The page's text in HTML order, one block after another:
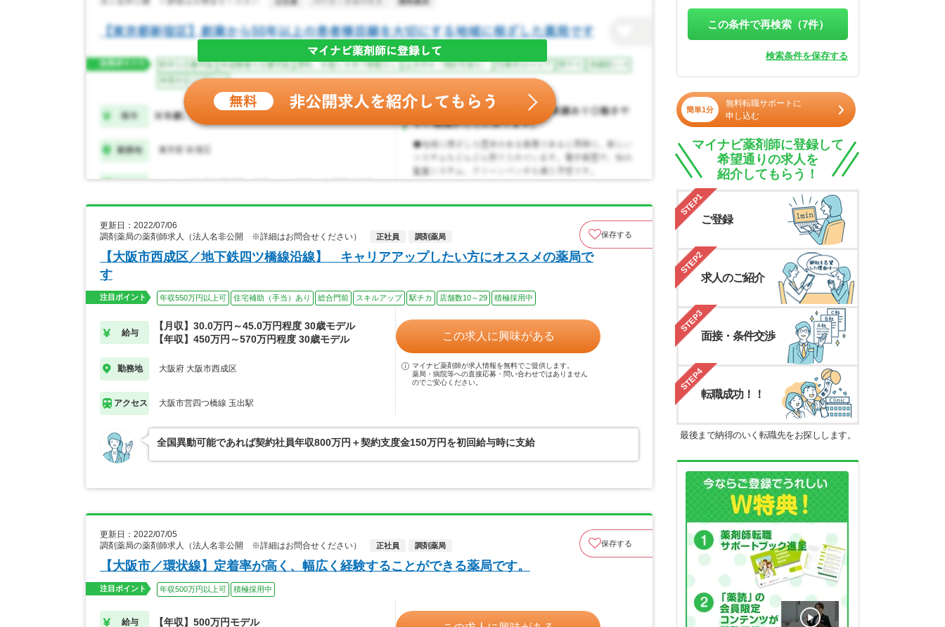
更新日：2022/07/06
調剤薬局の薬剤師求人（法人名非公開 ※詳細はお問合せください）
正社員 調剤薬局 保存する
【大阪市西成区／地下鉄四ツ橋線沿線】 キャリアアップしたい方にオススメの薬局で
す
注目ポイント 年収550万円以上可 住宅補助（手当）あり 総合門前 スキルアップ 駅チカ 店舗数10～29 積極採用中
給与
【月収】30.0万円～45.0万円程度 30歳モデル
【年収】450万円～570万円程度 30歳モデル
勤務地 大阪府 大阪市西成区
アクセス 大阪市営四つ橋線 玉出駅
この求人に興味がある
マイナビ薬剤師が求人情報を無料でご提供します。
薬局・病院等への直接応募・問い合わせではありません
のでご安心ください。
全国異動可能であれば契約社員年収800万円＋契約支度金150万円を初回給与時に支給
更新日：2022/07/05
調剤薬局の薬剤師求人（法人名非公開 ※詳細はお問合せください）
正社員 調剤薬局 保存する
【大阪市／環状線】定着率が高く、幅広く経験することができる薬局です。
注目ポイント 年収500万円以上可 積極採用中
給与 【年収】500万円モデル
この条件で再検索（7件）
検索条件を保存する
簡単1分
無料転職サポートに
申し込む
マイナビ薬剤師に登録して
希望通りの求人を
紹介してもらう！
STEP1
ご登録
STEP2
求人のご紹介
STEP3
面接・条件交渉
STEP4
転職成功！！
最後まで納得のいく転職先をお探しします。